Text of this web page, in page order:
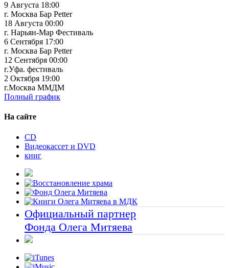
9 Августа 18:00
г. Москва Бар Petter
18 Августа 00:00
г. Нарьян-Мар Фестиваль
6 Сентября 17:00
г. Москва Бар Petter
12 Сентября 00:00
г.Уфа. фестиваль
2 Октября 19:00
г.Москва ММДМ
Полный график
На сайте
CD
Видеокассет и DVD
книг
Официальный партнер
Фонда Олега Митяева